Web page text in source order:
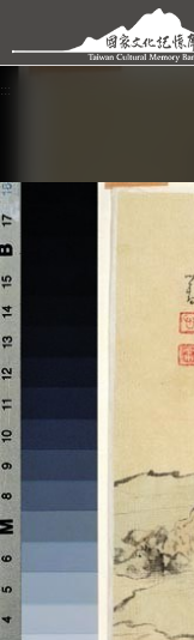
跳到主要內容區塊
:::